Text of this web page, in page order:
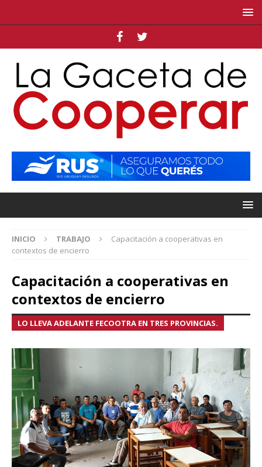
INICIO TRABAJO
Capacitación a cooperativas en
contextos de encierro
Capacitación a cooperativas en
contextos de encierro
LO LLEVA ADELANTE FECOOTRA EN TRES PROVINCIAS.